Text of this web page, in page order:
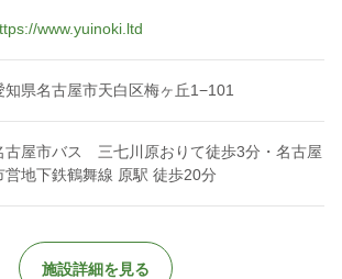
channel/UClDAxgfcMjXLvMVWTX7p2eg?
www.yuinoki.ltd
知県名古屋市天白区梅ヶ丘1−101
古屋市バス 三七川原おりて徒歩3分・名古屋
営地下鉄鶴舞線 原駅 徒歩20分
施設詳細を見る